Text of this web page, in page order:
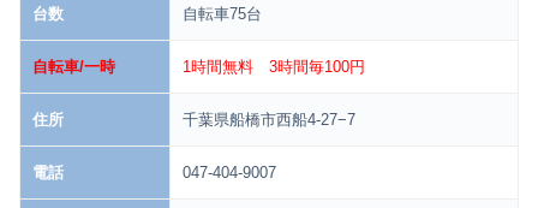
台数 自転車75台
自転車/一時 1時間無料 3時間毎100円
住所 千葉県船橋市西船4-27−7
電話 047-404-9007